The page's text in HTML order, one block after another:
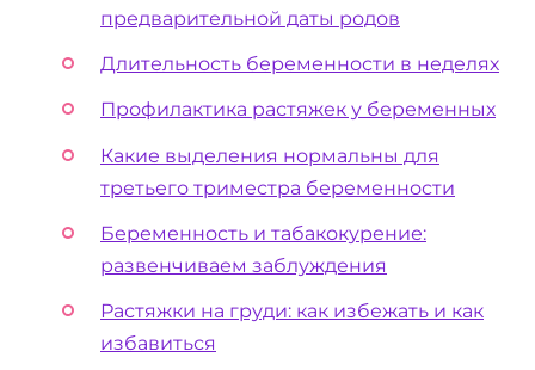
предварительной даты родов
Длительность беременности в неделях
Профилактика растяжек у беременных
Какие выделения нормальны для
третьего триместра беременности
Беременность и табакокурение:
развенчиваем заблуждения
Растяжки на груди: как избежать и как
избавиться